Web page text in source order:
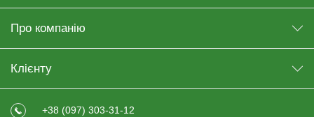
Про компанію
Клієнту
+38 (097) 303-31-12